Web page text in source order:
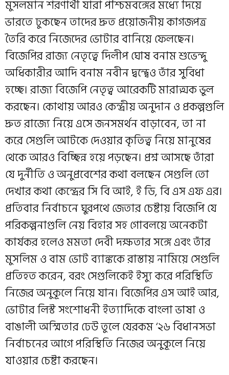
মুসলমান শরণার্থী যারা পশ্চিমবঙ্গের মধ্যে দিয়ে
ভারতে ঢুকছেন তাদের দ্রুত প্রয়োজনীয় কাগজপত্র
তৈরি করে নিজেদের ভোটার বানিয়ে ফেলছেন।
বিজেপির রাজ্য নেতৃত্বে দিলীপ ঘোষ বনাম শুভেন্দু
অধিকারীর আদি বনাম নবীন দ্বন্দ্বেও তাঁর সুবিধা
হচ্ছে। রাজ্য বিজেপি নেতৃত্ব আরেকটি মারাত্মক ভুল
করছেন। কোথায় আরও কেন্দ্রীয় অনুদান ও প্রকল্পগুলি
দ্রুত রাজ্যে নিয়ে এসে জনসমর্থন বাড়াবেন, তা না
করে সেগুলি আটকে দেওয়ার কৃতিত্ব নিয়ে মানুষের
থেকে আরও বিচ্ছিন্ন হয়ে পড়ছেন। প্রশ্ন আসছে তাঁরা
যে দুর্নীতি ও অনুপ্রবেশের কথা বলছেন সেগুলি তো
দেখার কথা কেন্দ্রের সি বি আই, ই ডি, বি এস এফ এর।
প্রতিবার নির্বাচনে ঘুরপথে জেতার চেষ্টায় বিজেপি যে
পরিকল্পনাগুলি নেয় বিহার সহ গোবলয়ে অনেকটা
কার্যকর হলেও মমতা দেবী দক্ষতার সঙ্গে এবং তাঁর
মুসলিম ও বাম ভোট ব্যাঙ্ককে রাস্তায় নামিয়ে সেগুলি
প্রতিহত করেন, বরং সেগুলিকেই ইস্যু করে পরিস্থিতি
নিজের অনুকূলে নিয়ে যান। বিজেপির এস আই আর,
ভোটার লিস্ট সংশোধনী ইত্যাদিকে বাংলা ভাষা ও
বাঙালী অস্মিতার ঢেউ তুলে যেরকম ‘২৬ বিধানসভা
নির্বাচনের আগে পরিস্থিতি নিজের অনুকূলে নিয়ে
যাওয়ার চেষ্টা করছেন।